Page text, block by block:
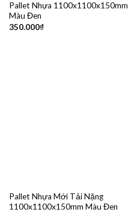
Pallet Nhựa 1100x1100x150mm
Màu Đen
350.000₫
Pallet Nhựa Mới Tải Nặng
1100x1100x150mm Màu Đen